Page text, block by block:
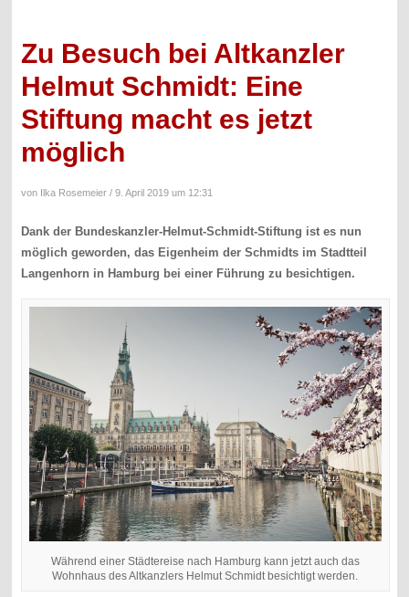
Zu Besuch bei Altkanzler
Helmut Schmidt: Eine
Stiftung macht es jetzt
möglich
von Ilka Rosemeier /9. April 2019 um 12:31
Dank der Bundeskanzler-Helmut-Schmidt-Stiftung ist es nun
möglich geworden, das Eigenheim der Schmidts im Stadtteil
Langenhorn in Hamburg bei einer Führung zu besichtigen.
Während einer Städtereise nach Hamburg kann jetzt auch das
Wohnhaus des Altkanzlers Helmut Schmidt besichtigt werden.